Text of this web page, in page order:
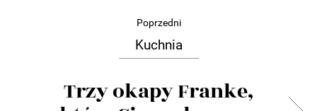
Poprzedni
Kuchnia
Trzy okapy Franke,